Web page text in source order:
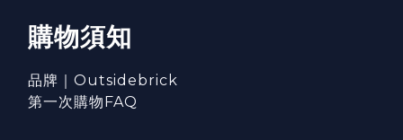
購物須知
品牌｜Outsidebrick
第一次購物FAQ